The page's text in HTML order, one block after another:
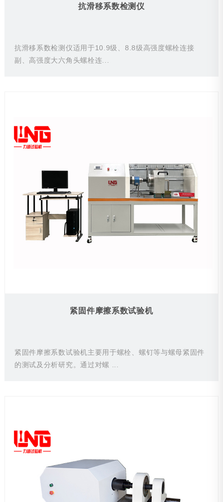
抗滑移系数检测仪
抗滑移系数检测仪适用于10.9级、8.8级高强度螺栓连接
副、高强度大六角头螺栓连...
紧固件摩擦系数试验机
紧固件摩擦系数试验机主要用于螺栓、螺钉等与螺母紧固件
的测试及分析研究。通过对螺 ...